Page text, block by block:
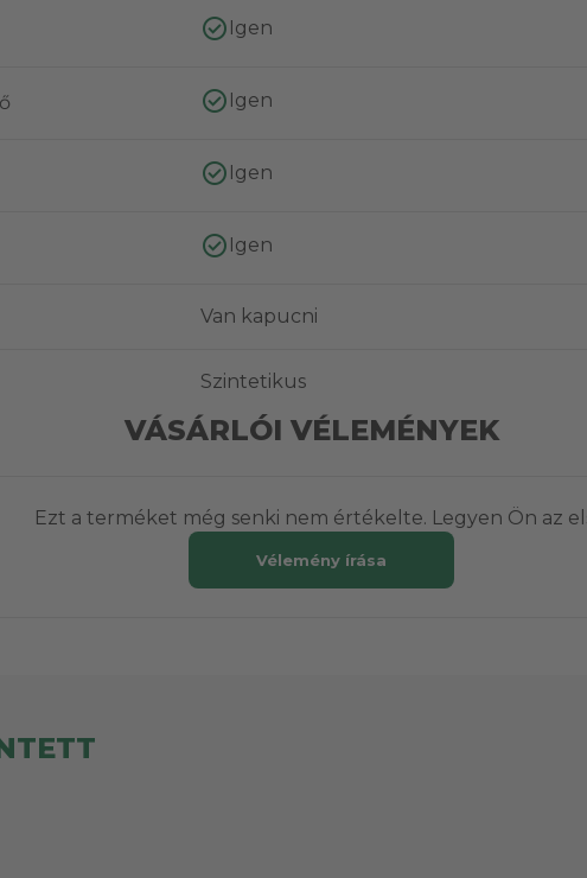
Igen
Igen
Igen
Igen
Van kapucni
Szintetikus
VÁSÁRLÓI VÉLEMÉNYEK
Ezt a terméket még senki nem értékelte. Legyen Ön az
Vélemény írása